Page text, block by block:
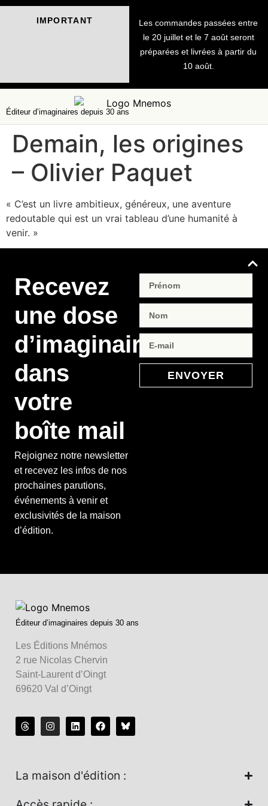
IMPORTANT
Les commandes passées entre
le 20 juillet et le 7 août seront
préparées et livrées à partir du
10 août.
Éditeur d’imaginaires depuis 30 ans
Demain, les origines
– Olivier Paquet
« C’est un livre ambitieux, généreux, une aventure
redoutable qui est un vrai tableau d’une humanité à
venir. »
Recevez
une dose
d’imaginaire
dans
votre
boîte mail
Rejoignez notre newsletter
et recevez les infos de nos
prochaines parutions,
événements à venir et
exclusivités de la maison
d’édition.
ENVOYER
Éditeur d’imaginaires depuis 30 ans
Les Éditions Mnémos
2 rue Nicolas Chervin
Saint-Laurent d’Oingt
69620 Val d’Oingt
La maison d'édition :